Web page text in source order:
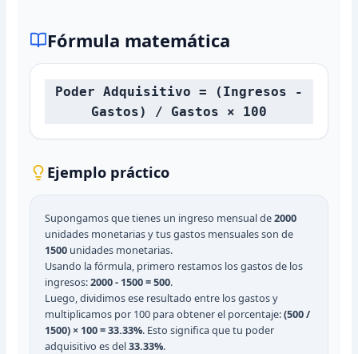
Fórmula matemática
Poder Adquisitivo = (Ingresos -
Gastos) / Gastos × 100
Ejemplo práctico
Supongamos que tienes un ingreso mensual de2000
unidades monetarias y tus gastos mensuales son de
1500 unidades monetarias.
Usando la fórmula, primero restamos los gastos de los
ingresos:2000 - 1500 = 500.
Luego, dividimos ese resultado entre los gastos y
multiplicamos por 100 para obtener el porcentaje:(500 /
1500) × 100 = 33.33%. Esto significa que tu poder
adquisitivo es del33.33%.